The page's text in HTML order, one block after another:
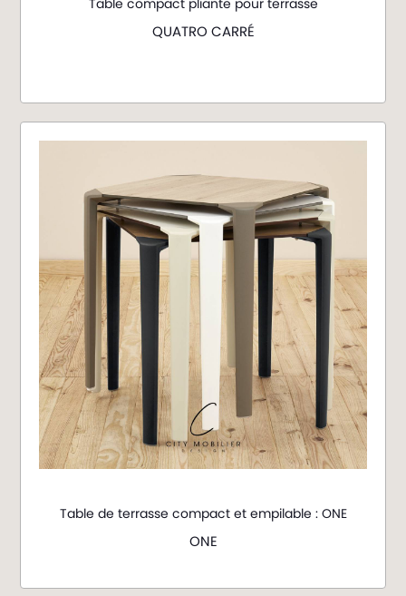
Table compact pliante pour terrasse
QUATRO CARRÉ
Table de terrasse compact et empilable : ONE
ONE